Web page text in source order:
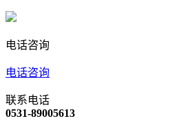
电话咨询
电话咨询
联系电话
0531-89005613